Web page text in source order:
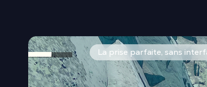
La prise parfaite, sans
Chaque geste est physique : vous placez